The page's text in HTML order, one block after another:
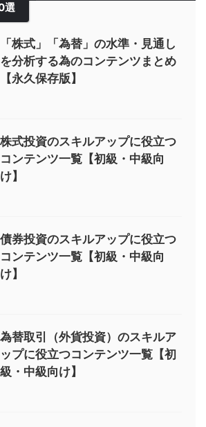
選
「株式」「為替」の水準・見通し
を分析する為のコンテンツまとめ
【永久保存版】
株式投資のスキルアップに役立つ
コンテンツ一覧【初級・中級向
け】
債券投資のスキルアップに役立つ
コンテンツ一覧【初級・中級向
け】
為替取引（外貨投資）のスキルア
ップに役立つコンテンツ一覧【初
級・中級向け】